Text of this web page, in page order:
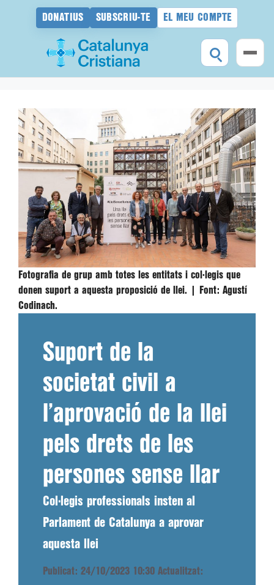
DONATIUS SUBSCRIU-TE EL MEU COMPTE
contingut
Fotografia de grup amb totes les entitats i col·legis que
donen suport a aquesta proposició de llei. |
Font: Agustí
Codinach.
Suport de la
societat civil a
l’aprovació de la llei
pels drets de les
persones sense llar
Col·legis professionals insten al
Parlament de Catalunya a aprovar
aquesta llei
Publicat: 24/10/2023 10:30 Actualitzat: